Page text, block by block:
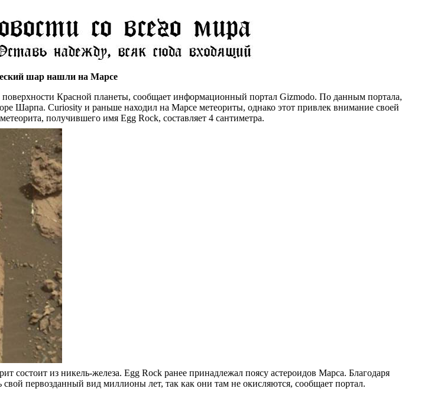
шар нашли на Марсе
Красной планеты, сообщает информационный портал Gizmodo. По данным портала,
Шарпа. Curiosity и раньше находил на Марсе метеориты, однако этот привлек внимание своей
получившего имя Egg Rock, составляет 4 сантиметра.
из никель-железа. Egg Rock ранее принадлежал поясу астероидов Марса. Благодаря
первозданный вид миллионы лет, так как они там не окисляются, сообщает портал.